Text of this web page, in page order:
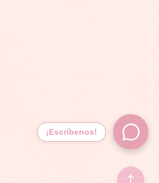
¡Escríbenos!